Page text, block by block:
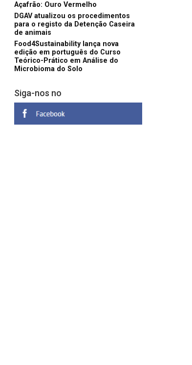
Açafrão: Ouro Vermelho
DGAV atualizou os procedimentos
para o registo da Detenção Caseira
de animais
Food4Sustainability lança nova
edição em português do Curso
Teórico-Prático em Análise do
Microbioma do Solo
Siga-nos no